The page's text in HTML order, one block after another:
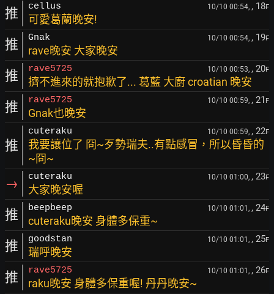
推 cellus 10/10 00:54, , 18F
可愛葛蘭晚安!
推 Gnak 10/10 00:54, , 19F
rave晚安 大家晚安
推 rave5725 10/10 00:53, , 20F
擠不進來的就抱歉了... 葛藍 大廚 croatian 晚安
推 rave5725 10/10 00:59, , 21 F
Gnak也晚安
推
cuteraku 10/10 00:59, , 22F
我要讓位了 冏~歹勢瑞夫..有點感冒，所以昏昏的
~冏~
→ cuteraku 10/10 01:00, , 23F
大家晚安喔
推 beepbeep 10/10 01:01, , 24F
cuteraku晚安 身體多保重~
推 goodstan 10/10 01:01, , 25F
瑞呼晚安
推 rave5725 10/10 01:01, , 26F
raku晚安 身體多保重喔! 丹丹晚安~